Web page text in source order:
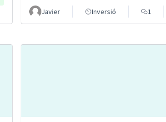
Javier Inversió 1